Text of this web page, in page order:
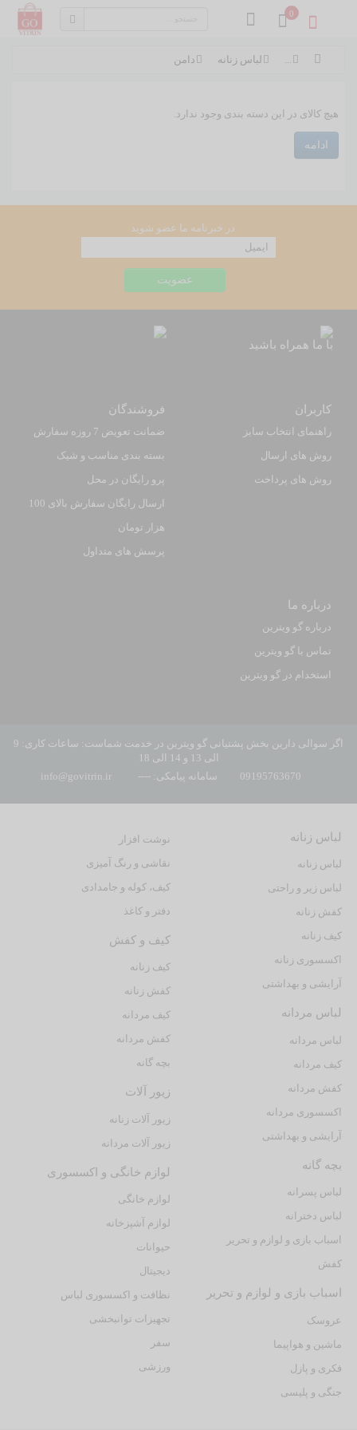
0
... لباس زنانه دامن
هیچ کالای در این دسته بندی وجود ندارد.
ادامه
در خبرنامه ما عضو شوید
با ما همراه باشید
کاربران
راهنمای انتخاب سایز
روش های ارسال
روش های پرداخت
فروشندگان
ضمانت تعویض 7 روزه سفارش
بسته بندی مناسب و شیک
پرو رایگان در محل
ارسال رایگان سفارش بالای 100
هزار تومان
پرسش های متداول
درباره ما
درباره گو ویترین
تماس با گو ویترین
استخدام در گو ویترین
اگر سوالی دارین بخش پشتیانی گو ویترین در خدمت شماست: ساعات کاری: 9
الی 13 و 14 الی 18
09195763670
سامانه پیامکی: ---- info@govitrin.ir
لباس زنانه
لباس زنانه
لباس زیر و راحتی
کفش زنانه
کیف زنانه
اکسسوری زنانه
آرایشی و بهداشتی
لباس مردانه
لباس مردانه
کیف مردانه
کفش مردانه
اکسسوری مردانه
آرایشی و بهداشتی
بچه گانه
لباس پسرانه
لباس دخترانه
اسباب بازی و لوازم و تحریر
کفش
اسباب بازی و لوازم و تحریر
عروسک
ماشین و هواپیما
فکری و پازل
جنگی و پلیسی
نوشت افزار
نقاشی و رنگ آمیزی
کیف، کوله و جامدادی
دفتر و کاغذ
کیف و کفش
کیف زنانه
کفش زنانه
کیف مردانه
کفش مردانه
بچه گانه
زیور آلات
زیور آلات زنانه
زیور آلات مردانه
لوازم خانگی و اکسسوری
لوازم خانگی
لوازم آشپزخانه
حیوانات
دیجیتال
نظافت و اکسسوری لباس
تجهیزات توانبخشی
سفر
ورزشی